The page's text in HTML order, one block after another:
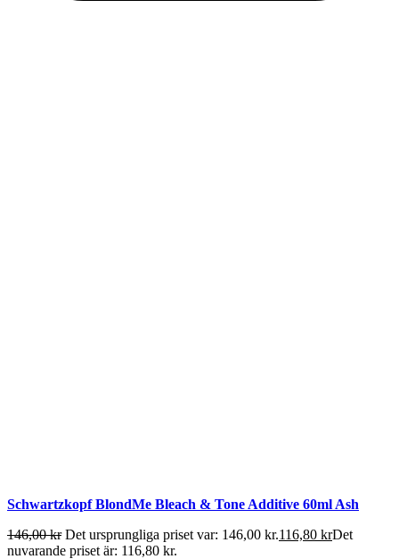
Schwartzkopf BlondMe Bleach & Tone Additive 60ml Ash
146,00kr Det ursprungliga priset var: 146,00 kr.116,80 krDet
nuvarande priset är: 116,80 kr.